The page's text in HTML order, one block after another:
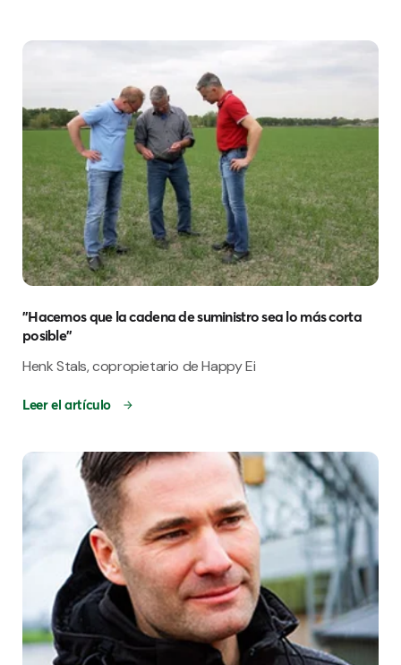
"Hacemos que la cadena de suministro sea lo más corta
posible"
Henk Stals, copropietario de Happy Ei
Leer el artículo